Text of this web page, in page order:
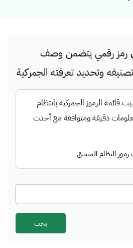
رمز رقمي يتضمن وصف
وتحديد تعرفته الجمركية
الرموز الجمركية بانتظام
دقيقة ومتوافقة مع أحدث
النظام المنسق